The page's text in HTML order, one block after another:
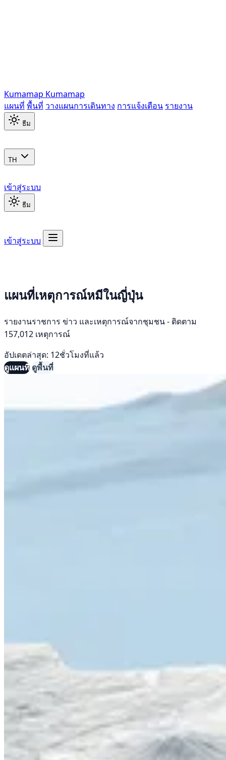
Kumamap Kumamap
แผนที่ พื้นที่ วางแผนการเดินทาง การแจ้งเตือน รายงาน
ธีม
TH
เข้าสู่ระบบ
ธีม
เข้าสู่ระบบ
แผนที่เหตุการณ์หมีในญี่ปุ่น
รายงานราชการ ข่าว และเหตุการณ์จากชุมชน - ติดตาม
157,012 เหตุการณ์
อัปเดตล่าสุด: 12ชั่วโมงที่แล้ว
ดูแผนที่ ดูพื้นที่